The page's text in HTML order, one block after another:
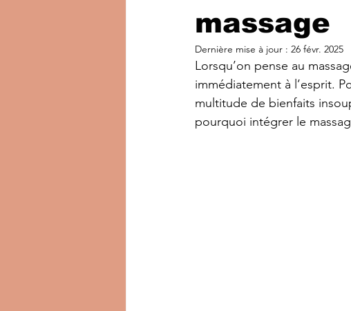
massage
Dernière mise à jour : 26 févr. 2025
Lorsqu’on pense au
immédiatement à l’esprit.
multitude de bienfaits
pourquoi intégrer le